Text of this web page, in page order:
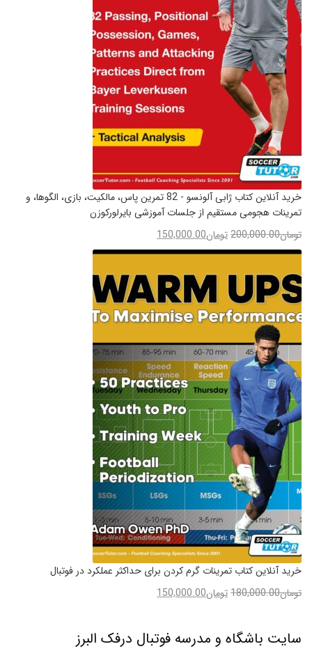
خرید آنلاین کتاب ژابی آلونسو - 82 تمرین پاس، مالکیت، بازی، الگوها، و
تمرینات هجومی مستقیم از جلسات آموزشی بایرلورکوزن
تومان200,000.00تومان150,000.00
خرید آنلاین کتاب تمرینات گرم کردن برای حداکثر عملکرد در فوتبال
تومان180,000.00تومان150,000.00
سایت باشگاه و مدرسه فوتبال درفک البرز